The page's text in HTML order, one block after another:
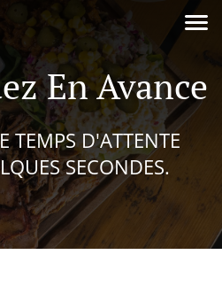
En Avance
TEMPS D'ATTENTE
SECONDES.